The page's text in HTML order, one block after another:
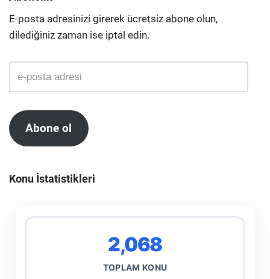
E-posta adresinizi girerek ücretsiz abone olun,
dilediğiniz zaman ise iptal edin.
Abone ol
Konu İstatistikleri
2,068
TOPLAM KONU